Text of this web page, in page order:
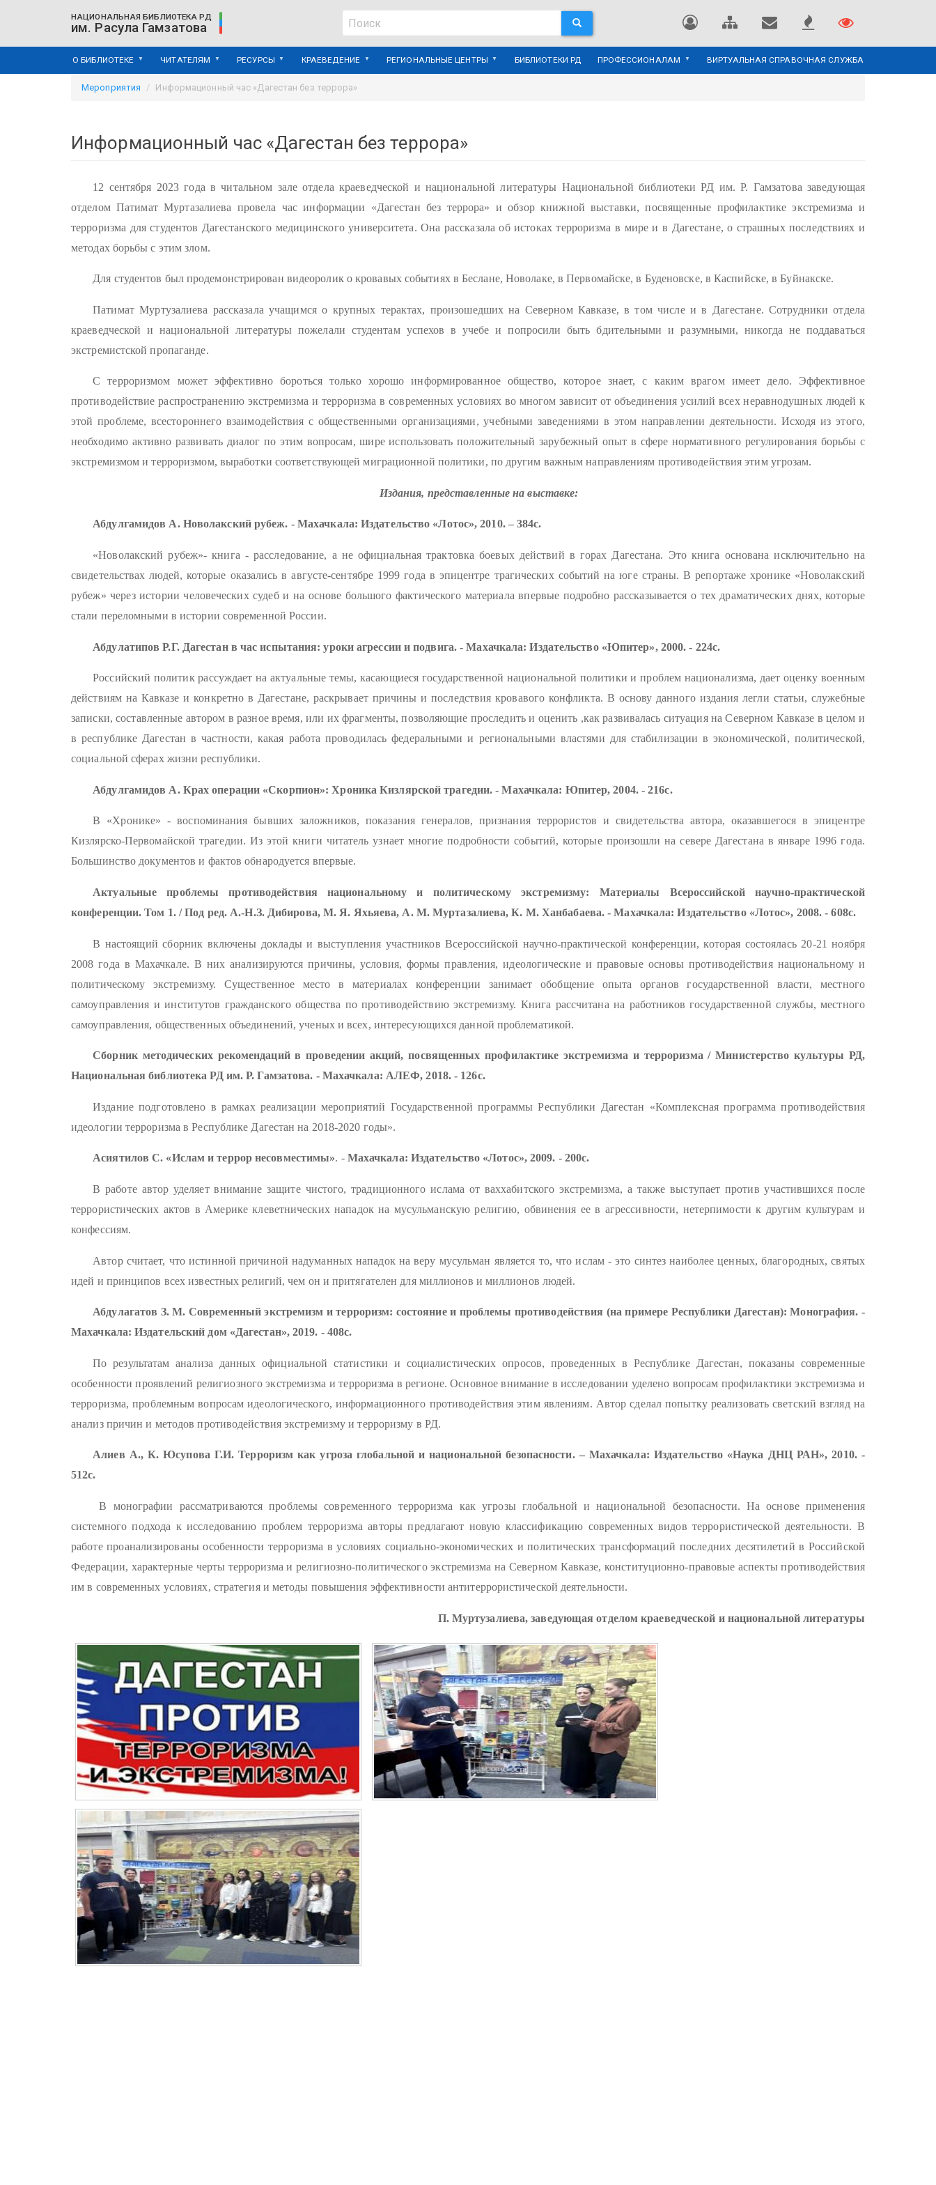
НАЦИОНАЛЬНАЯ БИБЛИОТЕКА РД
им. Расула Гамзатова Поиск
Поиск ПОИСК
О БИБЛИОТЕКЕ ЧИТАТЕЛЯМ РЕСУРСЫ КРАЕВЕДЕНИЕ РЕГИОНАЛЬНЫЕ ЦЕНТРЫ БИБЛИОТЕКИ РД ПРОФЕССИОНАЛАМ ВИРТУАЛЬНАЯ СПРАВОЧНАЯ СЛУЖБА
Мероприятия Информационный час «Дагестан без террора»
Информационный час «Дагестан без террора»
12 сентября 2023 года в читальном зале отдела краеведческой и национальной литературы Национальной библиотеки РД им. Р. Гамзатова заведующая
отделом Патимат Муртазалиева провела час информации «Дагестан без террора» и обзор книжной выставки, посвященные профилактике экстремизма и
терроризма для студентов Дагестанского медицинского университета. Она рассказала об истоках терроризма в мире и в Дагестане, о страшных последствиях и
методах борьбы с этим злом.
Для студентов был продемонстрирован видеоролик о кровавых событиях в Беслане, Новолаке, в Первомайске, в Буденовске, в Каспийске, в Буйнакске.
Патимат Муртузалиева рассказала учащимся о крупных терактах, произошедших на Северном Кавказе, в том числе и в Дагестане. Сотрудники отдела
краеведческой и национальной литературы пожелали студентам успехов в учебе и попросили быть бдительными и разумными, никогда не поддаваться
экстремистской пропаганде.
С терроризмом может эффективно бороться только хорошо информированное общество, которое знает, с каким врагом имеет дело. Эффективное
противодействие распространению экстремизма и терроризма в современных условиях во многом зависит от объединения усилий всех неравнодушных людей к
этой проблеме, всестороннего взаимодействия с общественными организациями, учебными заведениями в этом направлении деятельности. Исходя из этого,
необходимо активно развивать диалог по этим вопросам, шире использовать положительный зарубежный опыт в сфере нормативного регулирования борьбы с
экстремизмом и терроризмом, выработки соответствующей миграционной политики, по другим важным направлениям противодействия этим угрозам.
Издания, представленные на выставке:
Абдулгамидов А. Новолакский рубеж. - Махачкала: Издательство «Лотос», 2010. – 384с.
«Новолакский рубеж»- книга - расследование, а не официальная трактовка боевых действий в горах Дагестана. Это книга основана исключительно на
свидетельствах людей, которые оказались в августе-сентябре 1999 года в эпицентре трагических событий на юге страны. В репортаже хронике «Новолакский
рубеж» через истории человеческих судеб и на основе большого фактического материала впервые подробно рассказывается о тех драматических днях, которые
стали переломными в истории современной России.
Абдулатипов Р.Г. Дагестан в час испытания: уроки агрессии и подвига. - Махачкала: Издательство «Юпитер», 2000. - 224с.
Российский политик рассуждает на актуальные темы, касающиеся государственной национальной политики и проблем национализма, дает оценку военным
действиям на Кавказе и конкретно в Дагестане, раскрывает причины и последствия кровавого конфликта. В основу данного издания легли статьи, служебные
записки, составленные автором в разное время, или их фрагменты, позволяющие проследить и оценить ,как развивалась ситуация на Северном Кавказе в целом и
в республике Дагестан в частности, какая работа проводилась федеральными и региональными властями для стабилизации в экономической, политической,
социальной сферах жизни республики.
Абдулгамидов А. Крах операции «Скорпион»: Хроника Кизлярской трагедии. - Махачкала: Юпитер, 2004. - 216с.
В «Хронике» - воспоминания бывших заложников, показания генералов, признания террористов и свидетельства автора, оказавшегося в эпицентре
Кизлярско-Первомайской трагедии. Из этой книги читатель узнает многие подробности событий, которые произошли на севере Дагестана в январе 1996 года.
Большинство документов и фактов обнародуется впервые.
Актуальные проблемы противодействия национальному и политическому экстремизму: Материалы Всероссийской научно-практической
конференции. Том 1. / Под ред. А.-Н.З. Дибирова, М. Я. Яхьяева, А. М. Муртазалиева, К. М. Ханбабаева. - Махачкала: Издательство «Лотос», 2008. - 608с.
В настоящий сборник включены доклады и выступления участников Всероссийской научно-практической конференции, которая состоялась 20-21 ноября
2008 года в Махачкале. В них анализируются причины, условия, формы правления, идеологические и правовые основы противодействия национальному и
политическому экстремизму. Существенное место в материалах конференции занимает обобщение опыта органов государственной власти, местного
самоуправления и институтов гражданского общества по противодействию экстремизму. Книга рассчитана на работников государственной службы, местного
самоуправления, общественных объединений, ученых и всех, интересующихся данной проблематикой.
Сборник методических рекомендаций в проведении акций, посвященных профилактике экстремизма и терроризма / Министерство культуры РД,
Национальная библиотека РД им. Р. Гамзатова. - Махачкала: АЛЕФ, 2018. - 126с.
Издание подготовлено в рамках реализации мероприятий Государственной программы Республики Дагестан «Комплексная программа противодействия
идеологии терроризма в Республике Дагестан на 2018-2020 годы».
Асиятилов С. «Ислам и террор несовместимы». - Махачкала: Издательство «Лотос», 2009. - 200с.
В работе автор уделяет внимание защите чистого, традиционного ислама от ваххабитского экстремизма, а также выступает против участившихся после
террористических актов в Америке клеветнических нападок на мусульманскую религию, обвинения ее в агрессивности, нетерпимости к другим культурам и
конфессиям.
Автор считает, что истинной причиной надуманных нападок на веру мусульман является то, что ислам - это синтез наиболее ценных, благородных, святых
идей и принципов всех известных религий, чем он и притягателен для миллионов и миллионов людей.
Абдулагатов З. М. Современный экстремизм и терроризм: состояние и проблемы противодействия (на примере Республики Дагестан): Монография. -
Махачкала: Издательский дом «Дагестан», 2019. - 408с.
По результатам анализа данных официальной статистики и социалистических опросов, проведенных в Республике Дагестан, показаны современные
особенности проявлений религиозного экстремизма и терроризма в регионе. Основное внимание в исследовании уделено вопросам профилактики экстремизма и
терроризма, проблемным вопросам идеологического, информационного противодействия этим явлениям. Автор сделал попытку реализовать светский взгляд на
анализ причин и методов противодействия экстремизму и терроризму в РД.
Алиев А., К. Юсупова Г.И. Терроризм как угроза глобальной и национальной безопасности. – Махачкала: Издательство «Наука ДНЦ РАН», 2010. -
512с.
В монографии рассматриваются проблемы современного терроризма как угрозы глобальной и национальной безопасности. На основе применения
системного подхода к исследованию проблем терроризма авторы предлагают новую классификацию современных видов террористической деятельности. В
работе проанализированы особенности терроризма в условиях социально-экономических и политических трансформаций последних десятилетий в Российской
Федерации, характерные черты терроризма и религиозно-политического экстремизма на Северном Кавказе, конституционно-правовые аспекты противодействия
им в современных условиях, стратегия и методы повышения эффективности антитеррористической деятельности.
П. Муртузалиева, заведующая отделом краеведческой и национальной литературы